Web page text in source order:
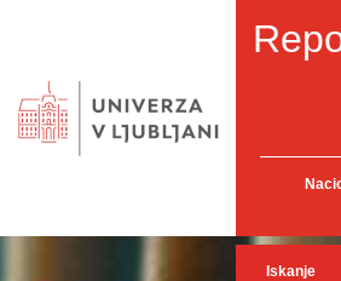
Iskanje